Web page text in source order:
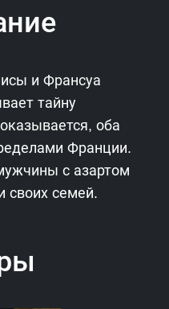
и Франсуа
тайну
оба
Франции.
с азартом
своих семей.